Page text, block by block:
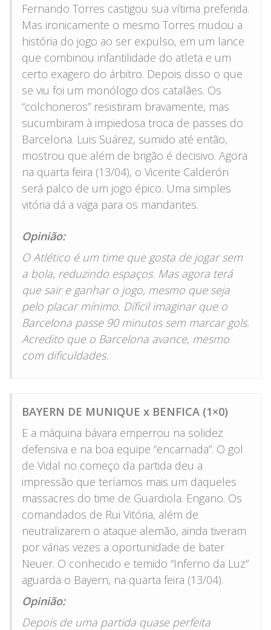
Fernando Torres castigou sua vítima preferida.
Mas ironicamente o mesmo Torres mudou a
história do jogo ao ser expulso, em um lance
que combinou infantilidade do atleta e um
certo exagero do árbitro. Depois disso o que
se viu foi um monólogo dos catalães. Os
“colchoneros” resistiram bravamente, mas
sucumbiram à impiedosa troca de passes do
Barcelona. Luis Suárez, sumido até então,
mostrou que além de brigão é decisivo. Agora
na quarta feira (13/04), o Vicente Calderón
será palco de um jogo épico. Uma simples
vitória dá a vaga para os mandantes.
Opinião:
O Atlético é um time que gosta de jogar sem
a bola, reduzindo espaços. Mas agora terá
que sair e ganhar o jogo, mesmo que seja
pelo placar mínimo. Díficil imaginar que o
Barcelona passe 90 minutos sem marcar gols.
Acredito que o Barcelona avance, mesmo
com dificuldades.
BAYERN DE MUNIQUE x BENFICA (1×0)
E a máquina bávara emperrou na solidez
defensiva e na boa equipe “encarnada”. O gol
de Vidal no começo da partida deu a
impressão que teríamos mais um daqueles
massacres do time de Guardiola. Engano. Os
comandados de Rui Vitória, além de
neutralizarem o ataque alemão, ainda tiveram
por várias vezes a oportunidade de bater
Neuer. O conhecido e temido “Inferno da Luz”
aguarda o Bayern, na quarta feira (13/04).
Opinião:
Depois de uma partida quase perfeita